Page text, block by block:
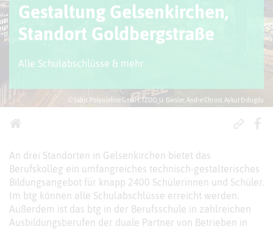
© Sabic Polyolefine GmbH, TZDO, U. Geisler, Andre Chrost, Aykut Erdogdu
Gestaltung Gelsenkirchen,
Standort Goldbergstraße
Alle Schulabschlüsse & mehr
An drei Standorten in Gelsenkirchen bietet das
Berufskolleg ein umfangreiches technisch-gestalterisches
Bildungsangebot für knapp 2400 Schülerinnen und Schüler.
Im btg können alle Schulabschlüsse erreicht werden.
Außerdem ist das btg in der Berufsschule in zahlreichen
Ausbildungsberufen der duale Partner von Betrieben in